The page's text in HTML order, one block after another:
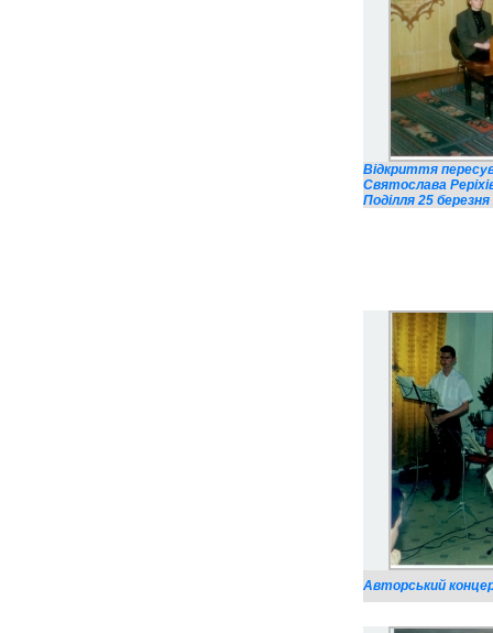
Відкриття
Святослава
Поділля 25 березня
Авторський